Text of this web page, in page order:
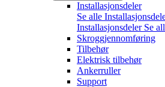
Installasjonsdeler
Se alle
Installasjonsdeler Se
Skroggjennomføring
Tilbehør
Elektrisk tilbehør
Ankerruller
Support